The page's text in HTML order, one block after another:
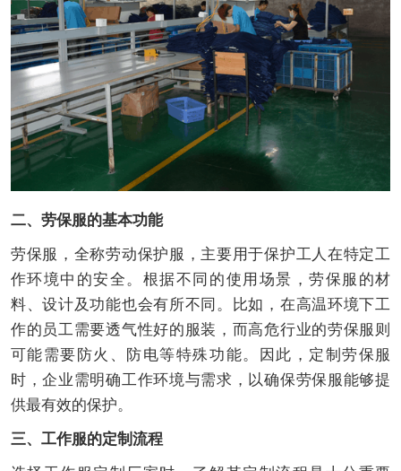
二、劳保服的基本功能
劳保服，全称劳动保护服，主要用于保护工人在特定工
作环境中的安全。根据不同的使用场景，劳保服的材
料、设计及功能也会有所不同。比如，在高温环境下工
作的员工需要透气性好的服装，而高危行业的劳保服则
可能需要防火、防电等特殊功能。因此，定制劳保服
时，企业需明确工作环境与需求，以确保劳保服能够提
供最有效的保护。
三、工作服的定制流程